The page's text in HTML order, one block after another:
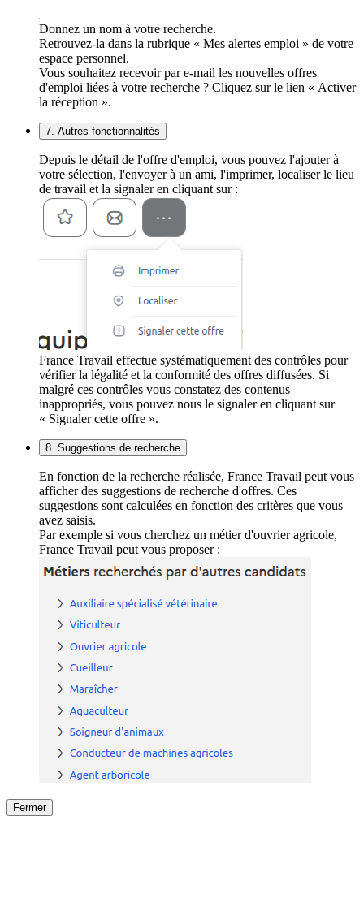
Donnez un nom à votre recherche.
Retrouvez-la dans la rubrique « Mes alertes emploi » de votre
espace personnel.
Vous souhaitez recevoir par e-mail les nouvelles offres
d'emploi liées à votre recherche ? Cliquez sur le lien « Activer
la réception ».
7. Autres fonctionnalités
Depuis le détail de l'offre d'emploi, vous pouvez l'ajouter à
votre sélection, l'envoyer à un ami, l'imprimer, localiser le lieu
de travail et la signaler en cliquant sur :
France Travail effectue systématiquement des contrôles pour
vérifier la légalité et la conformité des offres diffusées. Si
malgré ces contrôles vous constatez des contenus
inappropriés, vous pouvez nous le signaler en cliquant sur
« Signaler cette offre ».
8. Suggestions de recherche
En fonction de la recherche réalisée, France Travail peut vous
afficher des suggestions de recherche d'offres. Ces
suggestions sont calculées en fonction des critères que vous
avez saisis.
Par exemple si vous cherchez un métier d'ouvrier agricole,
France Travail peut vous proposer :
Fermer